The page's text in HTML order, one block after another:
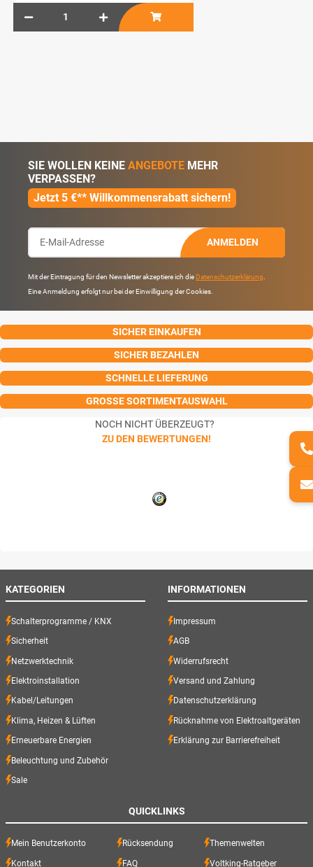
SIE WOLLEN KEINE ANGEBOTE MEHR
VERPASSEN?
Jetzt 5 €** Willkommensrabatt sichern!
ANMELDEN
Mit der Eintragung für den Newsletter akzeptiere ich die Datenschutzerklärung
Eine Anmeldung erfolgt nur bei der Einwilligung der Cookies.
SICHER EINKAUFEN
SICHER BEZAHLEN
SCHNELLE LIEFERUNG
GROSSE SORTIMENTAUSWAHL
NOCH NICHT ÜBERZEUGT?
ZU DEN BEWERTUNGEN!
KATEGORIEN
Schalterprogramme / KNX
Sicherheit
Netzwerktechnik
Elektroinstallation
Kabel/Leitungen
Klima, Heizen & Lüften
Erneuerbare Energien
Beleuchtung und Zubehör
Sale
INFORMATIONEN
Impressum
AGB
Widerrufsrecht
Versand und Zahlung
Datenschutzerklärung
Rücknahme von Elektroaltgeräten
Erklärung zur Barrierefreiheit
QUICKLINKS
Mein Benutzerkonto Rücksendung Themenwelten
Kontakt FAQ Voltking-Ratgeber